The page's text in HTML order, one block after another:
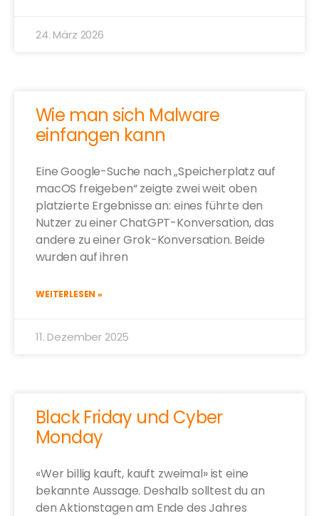
24. März 2026
Wie man sich Malware
einfangen kann
Eine Google-Suche nach „Speicherplatz auf
macOS freigeben“ zeigte zwei weit oben
platzierte Ergebnisse an: eines führte den
Nutzer zu einer ChatGPT-Konversation, das
andere zu einer Grok-Konversation. Beide
wurden auf ihren
WEITERLESEN »
11. Dezember 2025
Black Friday und Cyber
Monday
«Wer billig kauft, kauft zweimal» ist eine
bekannte Aussage. Deshalb solltest du an
den Aktionstagen am Ende des Jahres